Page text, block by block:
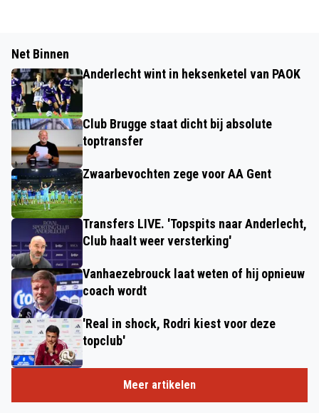
Net Binnen
Anderlecht wint in heksenketel van PAOK
Club Brugge staat dicht bij absolute
toptransfer
Zwaarbevochten zege voor AA Gent
Transfers LIVE. 'Topspits naar Anderlecht,
Club haalt weer versterking'
Vanhaezebrouck laat weten of hij opnieuw
coach wordt
'Real in shock, Rodri kiest voor deze
topclub'
Meer artikelen